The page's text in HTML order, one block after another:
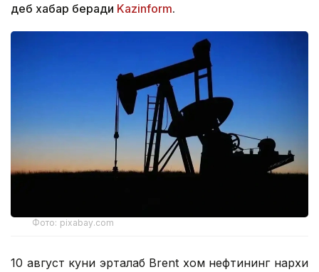
деб хабар беради Kazinform.
Фото: pixabay.com
10 август куни эрталаб Brent хом нефтининг нархи